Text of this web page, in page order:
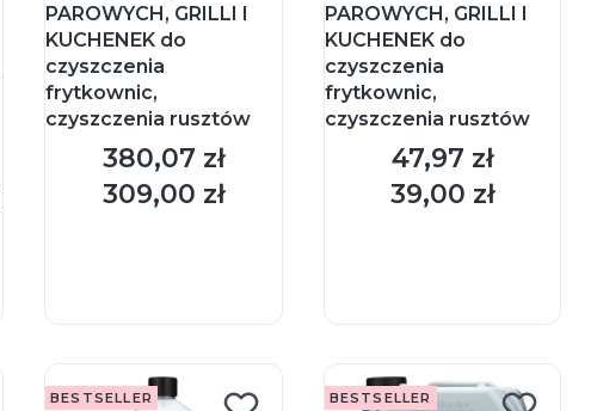
PAROWYCH, GRILLI I
KUCHENEK do
czyszczenia
frytkownic,
czyszczenia rusztów
Cena
380,07 zł
Cena
309,00 zł
PAROWYCH, GRILLI I
KUCHENEK do
czyszczenia
frytkownic,
czyszczenia rusztów
Cena
47,97 zł
Cena
39,00 zł
BESTSELLER BESTSELLER